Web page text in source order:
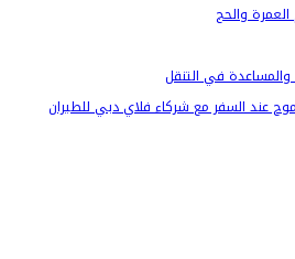
والحج
والمساعدة في التنقل
عند السفر مع شركاء فلاي دبي للطيران